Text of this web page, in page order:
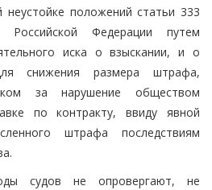
неустойке положений статьи 333
Российской Федерации путем
иска о взыскании, и о
снижения размера штрафа,
за нарушение обществом
по контракту, ввиду явной
штрафа последствиям
судов не опровергают, не